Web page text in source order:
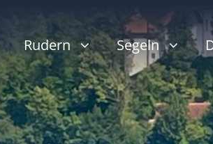
Rudern Segeln